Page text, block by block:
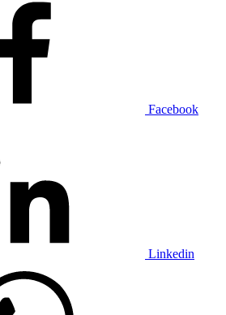
Facebook
Linkedin